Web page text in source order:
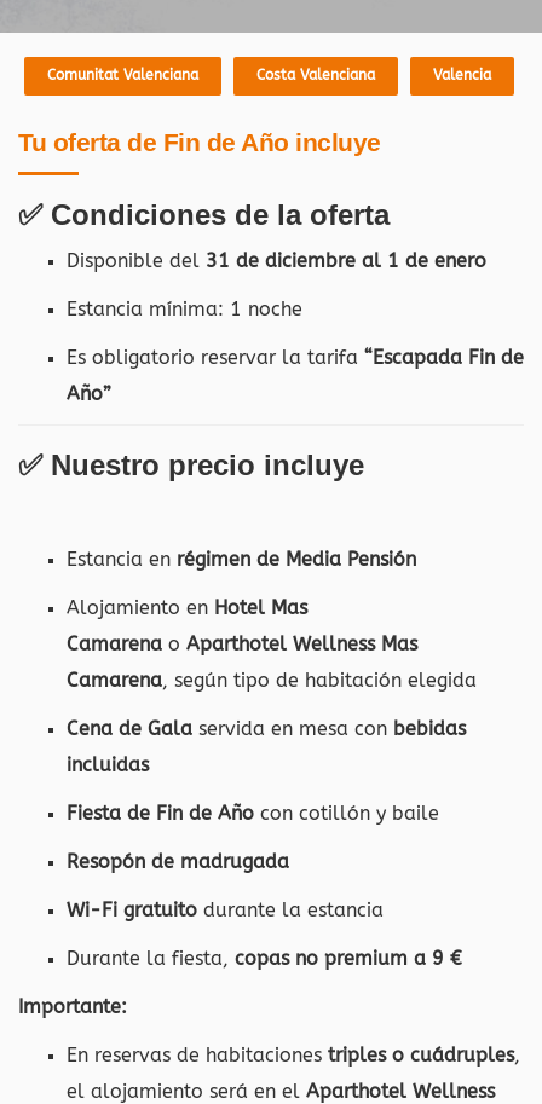
Comunitat Valenciana Costa Valenciana Valencia
Tu oferta de Fin de Año incluye
✅ Condiciones de la oferta
Disponible del 31 de diciembre al 1 de enero
Estancia mínima: 1 noche
Es obligatorio reservar la tarifa “Escapada Fin de
Año”
✅ Nuestro precio incluye
Estancia en régimen de Media Pensión
Alojamiento en Hotel Mas
Camarena o Aparthotel Wellness Mas
Camarena, según tipo de habitación elegida
Cena de Gala servida en mesa con bebidas
incluidas
Fiesta de Fin de Año con cotillón y baile
Resopón de madrugada
Wi-Fi gratuito durante la estancia
Durante la fiesta, copas no premium a 9 €
Importante:
En reservas de habitaciones triples o cuádruples,
el alojamiento será en el Aparthotel Wellness